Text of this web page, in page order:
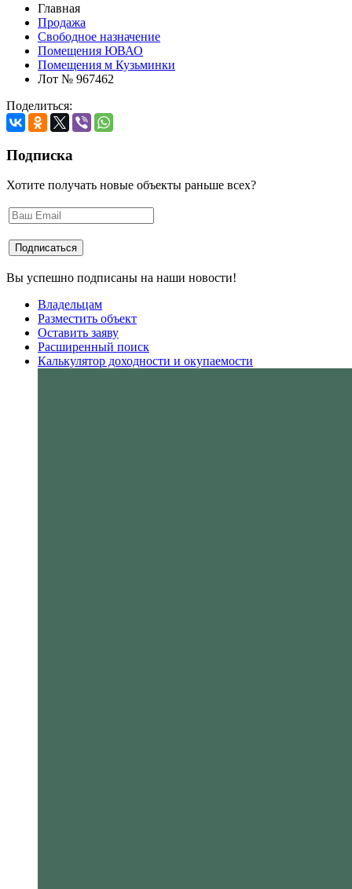
Главная
Продажа
Свободное назначение
Помещения ЮВАО
Помещения м Кузьминки
Лот № 967462
Поделиться:
Подписка
Хотите получать новые объекты раньше всех?
Вы успешно подписаны на наши новости!
Владельцам
Разместить объект
Оставить заяву
Расширенный поиск
Калькулятор доходности и окупаемости